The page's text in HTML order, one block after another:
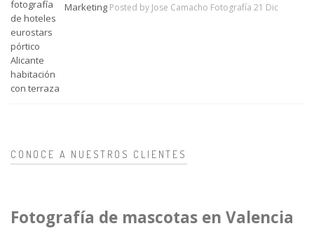
Marketing Posted by Jose Camacho Fotografía 21 Dic
CONOCE A NUESTROS CLIENTES
Fotografía de mascotas en Valencia